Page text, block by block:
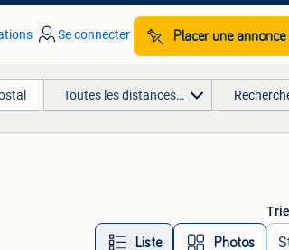
Se connecter Placer une annonce
Toutes les distances…
Liste Photos